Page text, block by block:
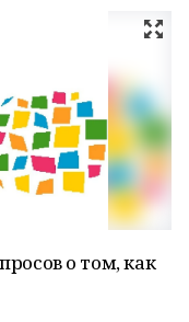
о том, как